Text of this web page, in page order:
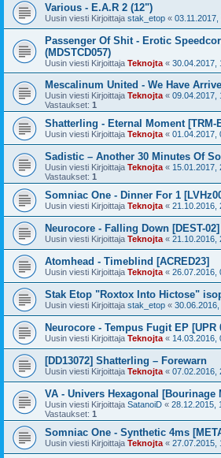
Various - E.A.R 2 (12")
Uusin viesti Kirjoittaja stak_etop « 03.11.2017,
Passenger Of Shit - Erotic
(MDSTCD057)
Uusin viesti Kirjoittaja Teknojta « 30.04.2017,
Mescalinum United - We Have
Uusin viesti Kirjoittaja Teknojta « 09.04.2017,
Vastaukset: 1
Shatterling - Eternal Moment [TRM-
Uusin viesti Kirjoittaja Teknojta « 01.04.2017,
Sadistic – Another 30 Minutes Of
Uusin viesti Kirjoittaja Teknojta « 15.01.2017,
Vastaukset: 1
Somniac One - Dinner For 1
Uusin viesti Kirjoittaja Teknojta « 21.10.2016,
Neurocore - Falling Down [DEST-02]
Uusin viesti Kirjoittaja Teknojta « 21.10.2016,
Atomhead - Timeblind [ACRED23]
Uusin viesti Kirjoittaja Teknojta « 26.07.2016,
Stak Etop "Roxtox Into Hictose"
Uusin viesti Kirjoittaja stak_etop «
Neurocore - Tempus Fugit EP [UPR
Uusin viesti Kirjoittaja Teknojta « 14.03.2016,
[DD13072] Shatterling – Forewarn
Uusin viesti Kirjoittaja Teknojta « 07.02.2016,
VA - Univers Hexagonal [Bourinage
Uusin viesti Kirjoittaja SatanoiD « 28.12.2015,
Vastaukset: 1
Somniac One - Synthetic 4ms
Uusin viesti Kirjoittaja Teknojta « 27.07.2015,